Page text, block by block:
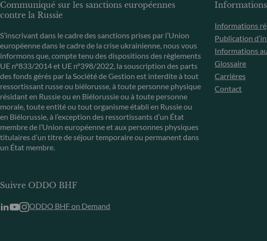
Communiqué sur les sanctions européennes
contre la Russie
S’inscrivant dans le cadre des sanctions prises par l’Union
européenne dans le cadre de la crise ukrainienne, nous vous
informons que, compte tenu des dispositions des règlements
UE n°833/2014 et UE n°398/2022, la souscription des parts
des fonds gérés par la Société de Gestion est interdite à tout
ressortissant russe ou biélorusse, à toute personne physique
résidant en Russie ou en Biélorussie ou à toute personne
morale, toute entité ou tout organisme établi en Russie ou
en Biélorussie, à l’exception des ressortissants d’un État
membre de l’Union européenne et aux personnes physiques
titulaires d’un titre de séjour temporaire ou permanent dans
un État membre.
Informations
Informations
Publication
Informations
Glossaire
Carrières
Contact
Suivre ODDO BHF
ODDO BHF on Demand